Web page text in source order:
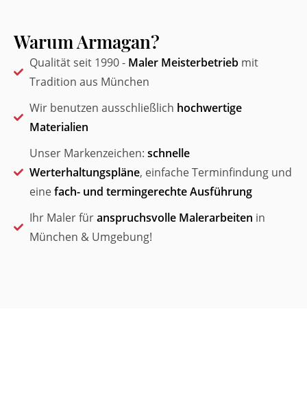
Warum Armagan?
Qualität seit 1990 - Maler Meisterbetriebmit
Tradition aus München
Wir benutzen ausschließlich hochwertige
Materialien
Unser Markenzeichen: schnelle
Werterhaltungspläne, einfache Terminfindung und
einefach- und termingerechte Ausführung
Ihr Maler füranspruchsvolle Malerarbeiten in
München & Umgebung!